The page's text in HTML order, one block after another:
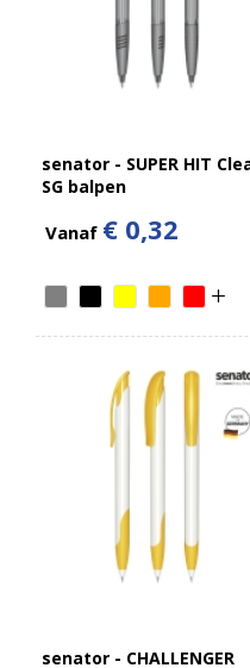
senator - SUPER HIT
SG balpen
Vanaf € 0,32
senator - CHALLENGER